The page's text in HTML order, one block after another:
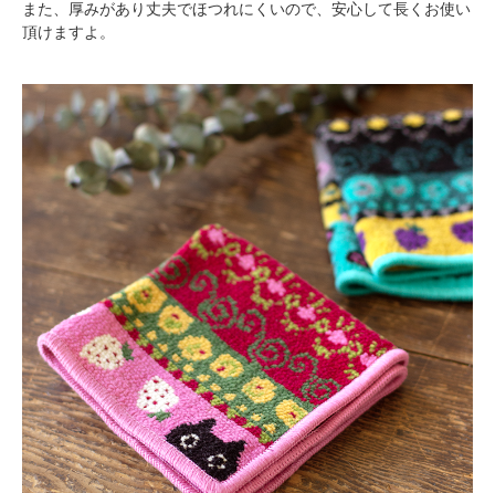
また、厚みがあり丈夫でほつれにくいので、安心して長くお使い
頂けますよ。